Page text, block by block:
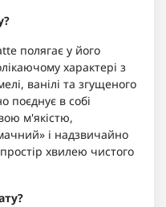
полягає у його
характері з
ванілі та згущеного
поєднує в собі
м'якістю,
і надзвичайно
хвилею чистого